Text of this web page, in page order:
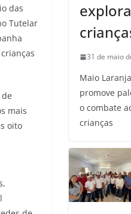
das
Tutelar
mais
oito
31 de maio
Maio
promove
o combate
crianças